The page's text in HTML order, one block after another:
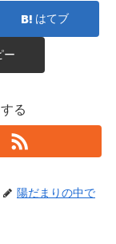
はてブ
ー
る
陽だまりの中で